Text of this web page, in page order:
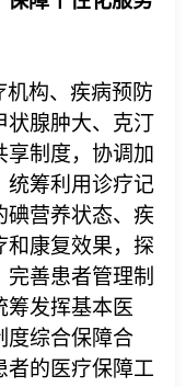
机构、疾病预防
状腺肿大、克汀
制度，协调加
统筹利用诊疗记
碘营养状态、疾
和康复效果，探
善患者管理制
筹发挥基本医
度综合保障合
者的医疗保障工